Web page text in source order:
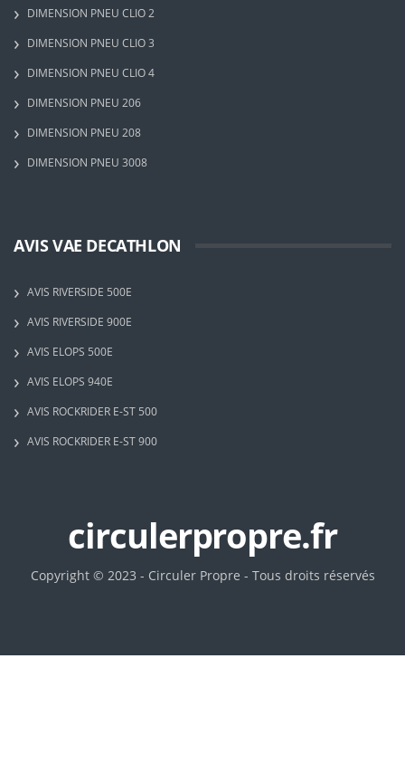
DIMENSION PNEU CLIO 2
DIMENSION PNEU CLIO 3
DIMENSION PNEU CLIO 4
DIMENSION PNEU 206
DIMENSION PNEU 208
DIMENSION PNEU 3008
AVIS VAE DECATHLON
AVIS RIVERSIDE 500E
AVIS RIVERSIDE 900E
AVIS ELOPS 500E
AVIS ELOPS 940E
AVIS ROCKRIDER E-ST 500
AVIS ROCKRIDER E-ST 900
circulerpropre.fr
Copyright © 2023 - Circuler Propre - Tous droits réservés